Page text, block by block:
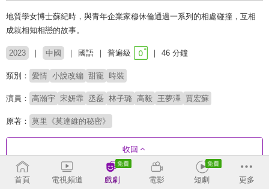
地質學女博士蘇紀時，與青年企業家穆休倫通過一系列的相處碰撞，互相
成就相知相戀的故事。
2023 中國 國語 普遍級 46 分鐘
類別： 愛情 小說改編 甜寵 時裝
演員： 高瀚宇 宋妍霏 丞磊 林子璐 高毅 王夢澤 賈宏蘇
原著： 莫里《莫達維的秘密》
收回
劇集列表
首頁 電視頻道 戲劇 電影 短劇 更多